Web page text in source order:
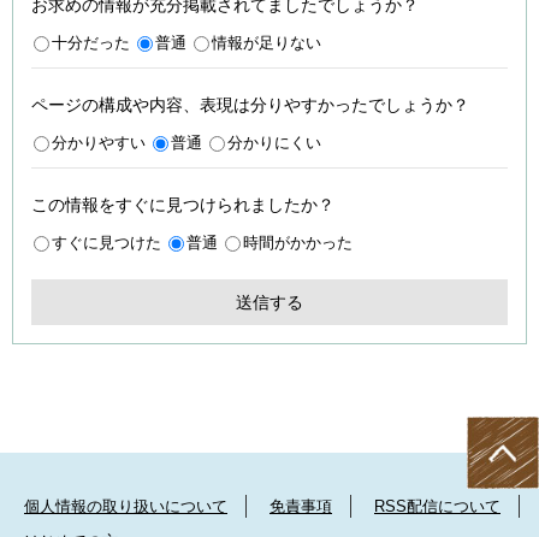
お求めの情報が充分掲載されてましたでしょうか？
十分だった 普通 情報が足りない
ページの構成や内容、表現は分りやすかったでしょうか？
分かりやすい 普通 分かりにくい
この情報をすぐに見つけられましたか？
すぐに見つけた 普通 時間がかかった
個人情報の取り扱いについて 免責事項
RSS配信について